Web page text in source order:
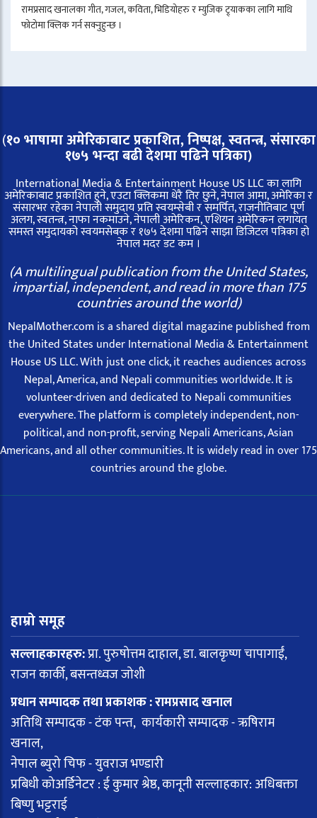
रामप्रसाद खनालका गीत, गजल, कविता, भिडियोहरु र म्युजिक ट्र्याकका लागि माथि
फोटोमा क्लिक गर्न सक्नुहुन्छ ।
(१० भाषामा अमेरिकाबाट प्रकाशित, निष्पक्ष, स्वतन्त्र,संसारका
१७५ भन्दा बढी देशमा पढिने पत्रिका)
International Media & Entertainment House US LLC का लागि
अमेरिकाबाट प्रकाशित हुने, एउटा क्लिकमा धेरै तिर छुने, नेपाल आमा, अमेरिका र
संसारभर रहेका नेपाली समुदाय प्रति स्वयम्सेबी र समर्पित, राजनीतिबाट पूर्ण
अलग, स्वतन्त्र, नाफा नकमाउने, नेपाली अमेरिकन, एशियन अमेरिकन लगायत
समस्त समुदायको स्वयमसेबक र १७५ देशमा पढिने साझा डिजिटल पत्रिका हो
नेपाल मदर डट कम ।
(A multilingual publication from the United States,
impartial, independent, and read in more than 175
countries around the world)
NepalMother.com is a shared digital magazine published from
the United States under International Media & Entertainment
House US LLC. With just one click, it reaches audiences across
Nepal, America, and Nepali communities worldwide. It is
volunteer-driven and dedicated to Nepali communities
everywhere. The platform is completely independent, non-
political, and non-profit, serving Nepali Americans, Asian
Americans, and all other communities. It is widely read in over 175
countries around the globe.
हाम्रो समूह
सल्लाहकारहरु:प्रा. पुरुषोत्तम दाहाल, डा. बालकृष्ण चापागाईं,
राजन कार्की, बसन्तध्वज जोशी
प्रधान सम्पादक तथा प्रकाशक : रामप्रसाद खनाल
अतिथि सम्पादक - टंक पन्त, कार्यकारी सम्पादक - ऋषिराम
खनाल,
नेपाल ब्युरो चिफ - युवराज भण्डारी
प्रबिधी कोअर्डिनेटर : ई कुमार श्रेष्ठ, कानूनी सल्लाहकार: अधिबक्ता
बिष्णु भट्टराई